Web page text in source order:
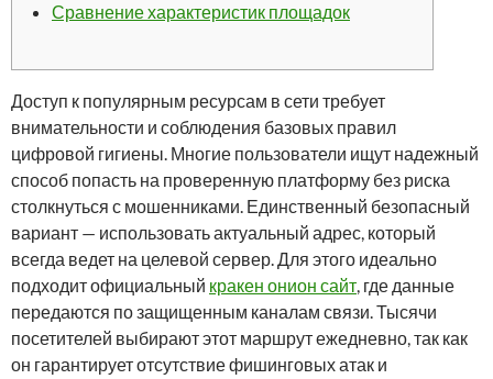
Сравнение характеристик площадок
Доступ к популярным ресурсам в сети требует
внимательности и соблюдения базовых правил
цифровой гигиены. Многие пользователи ищут надежный
способ попасть на проверенную платформу без риска
столкнуться с мошенниками. Единственный безопасный
вариант — использовать актуальный адрес, который
всегда ведет на целевой сервер. Для этого идеально
подходит официальный кракен онион сайт, где данные
передаются по защищенным каналам связи. Тысячи
посетителей выбирают этот маршрут ежедневно, так как
он гарантирует отсутствие фишинговых атак и